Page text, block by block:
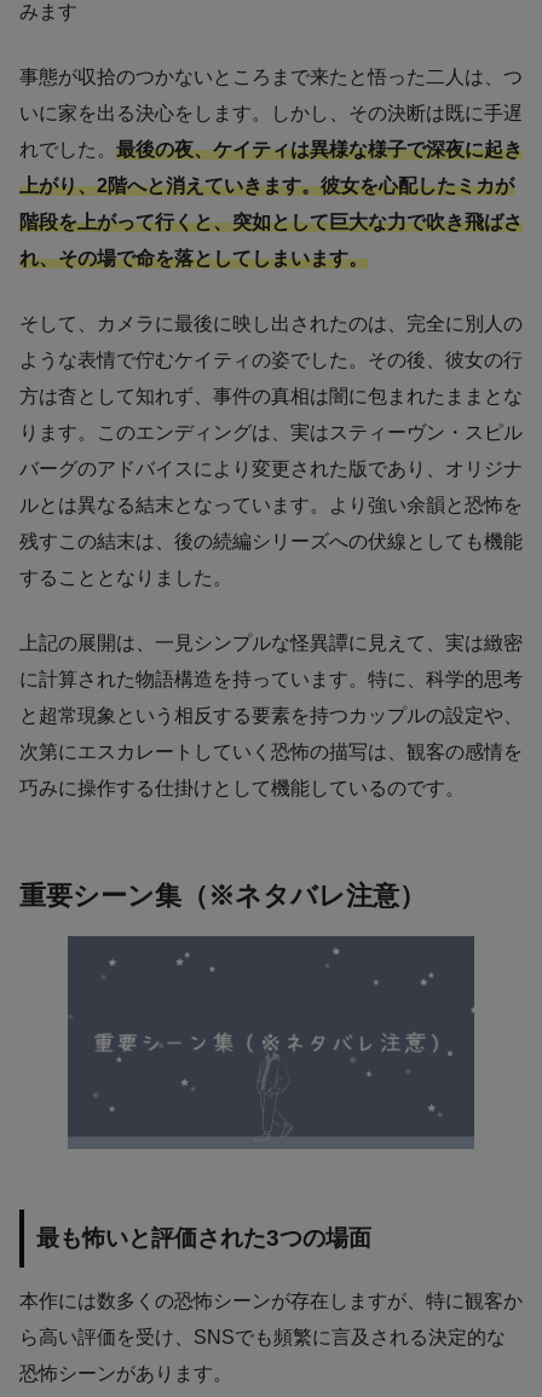
みます
事態が収拾のつかないところまで来たと悟った二人は、つ
いに家を出る決心をします。しかし、その決断は既に手遅
れでした。 最後の夜、ケイティは異様な様子で深夜に起き
上がり、2階へと消えていきます。彼女を心配したミカが
階段を上がって行くと、突如として巨大な力で吹き飛ばさ
れ、その場で命を落としてしまいます。
そして、カメラに最後に映し出されたのは、完全に別人の
ような表情で佇むケイティの姿でした。その後、彼女の行
方は杳として知れず、事件の真相は闇に包まれたままとな
ります。このエンディングは、実はスティーヴン・スピル
バーグのアドバイスにより変更された版であり、オリジナ
ルとは異なる結末となっています。より強い余韻と恐怖を
残すこの結末は、後の続編シリーズへの伏線としても機能
することとなりました。
上記の展開は、一見シンプルな怪異譚に見えて、実は緻密
に計算された物語構造を持っています。特に、科学的思考
と超常現象という相反する要素を持つカップルの設定や、
次第にエスカレートしていく恐怖の描写は、観客の感情を
巧みに操作する仕掛けとして機能しているのです。
重要シーン集（※ネタバレ注意）
最も怖いと評価された3つの場面
本作には数多くの恐怖シーンが存在しますが、特に観客か
ら高い評価を受け、SNSでも頻繁に言及される決定的な
恐怖シーンがあります。